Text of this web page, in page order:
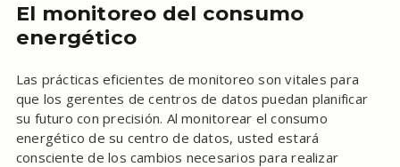
El monitoreo del consumo
energético
Las prácticas eficientes de monitoreo son vitales para
que los gerentes de centros de datos puedan planificar
su futuro con precisión. Al monitorear el consumo
energético de su centro de datos, usted estará
consciente de los cambios necesarios para realizar